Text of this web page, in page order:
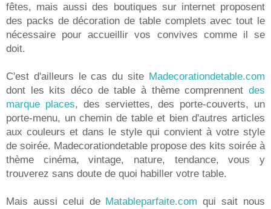
fêtes, mais aussi des boutiques sur internet proposent
des packs de décoration de table complets avec tout le
nécessaire pour accueillir vos convives comme il se
doit.
C'est d'ailleurs le cas du site Madecorationdetable.com
dont les kits déco de table à thème comprennent des
marque places, des serviettes, des porte-couverts, un
porte-menu, un chemin de table et bien d'autres articles
aux couleurs et dans le style qui convient à votre style
de soirée. Madecorationdetable propose des kits soirée à
thème cinéma, vintage, nature, tendance, vous y
trouverez sans doute de quoi habiller votre table.
Mais aussi celui de Matableparfaite.com qui sait nous